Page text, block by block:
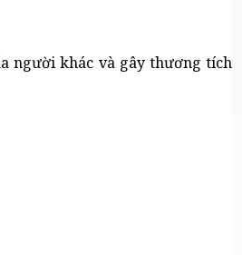
người khác và gây thương tích